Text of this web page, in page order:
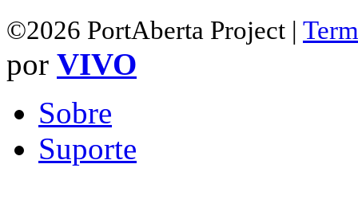
©2026 PortAberta Project |
por VIVO
Sobre
Suporte